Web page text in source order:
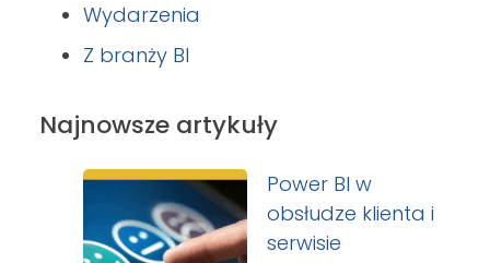
Wydarzenia
Z branży BI
Najnowsze artykuły
Power BI w
obsłudze klienta i
serwisie